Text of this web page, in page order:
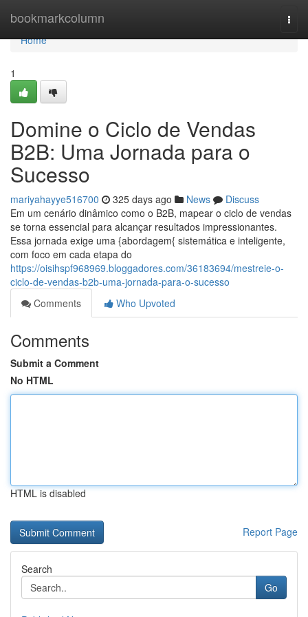
bookmarkcolumn
Home
Home
1
Domine o Ciclo de Vendas
B2B: Uma Jornada para o
Sucesso
mariyahayye516700 325 days ago News
Discuss
Em um cenário dinâmico como o B2B, mapear o ciclo de vendas
se torna essencial para alcançar resultados impressionantes.
Essa jornada exige uma {abordagem{ sistemática e inteligente,
com foco em cada etapa do
https://oisihspf968969.bloggadores.com/36183694/mestreie-o-
ciclo-de-vendas-b2b-uma-jornada-para-o-sucesso
Comments
Who Upvoted
Comments
Submit a Comment
No HTML
HTML is disabled
Report Page
Search
Go